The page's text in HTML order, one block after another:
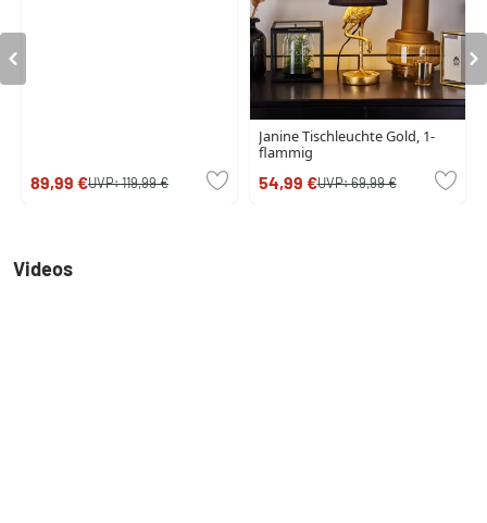
89,99 €UVP:119,99 €
Janine Tischleuchte Gold, 1-
flammig
54,99 €UVP:69,99 €
Videos